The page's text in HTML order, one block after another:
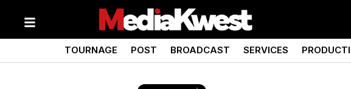
TOURNAGE POST BROADCAST SERVICES